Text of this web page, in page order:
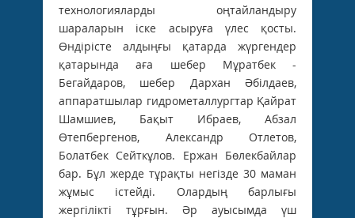
технологияларды оңтайландыру
шараларын іске асыруға үлес қосты.
Өндірісте алдыңғы қатарда жүргендер
қатарында аға шебер Мұратбек ­
Бегайдаров, шебер Дархан Әбілдаев,
аппаратшылар гидрометаллургтар Қайрат
­Шамшиев, Бақыт Ибраев, Абзал
Өтепбергенов, ­Александр Отлетов,
Болатбек Сейткұлов. Ержан Бөлекбайлар
бар. Бұл жерде тұрақты негізде 30 маман
жұмыс істейді. Олардың барлығы
жергілікті тұрғын. Әр ауысымда үш